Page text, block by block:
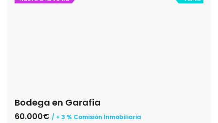
Bodega en Garafia
60.000€ / + 3 % Comisión Inmobiliaria